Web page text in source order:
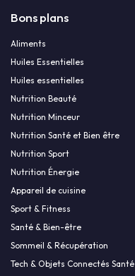
Bons plans
Aliments
Huiles Essentielles
Huiles essentielles
Nutrition Beauté
Nutrition Minceur
Nutrition Santé et Bien être
Nutrition Sport
Nutrition Énergie
Appareil de cuisine
Sport & Fitness
Santé & Bien-être
Sommeil & Récupération
Tech & Objets Connectés Santé